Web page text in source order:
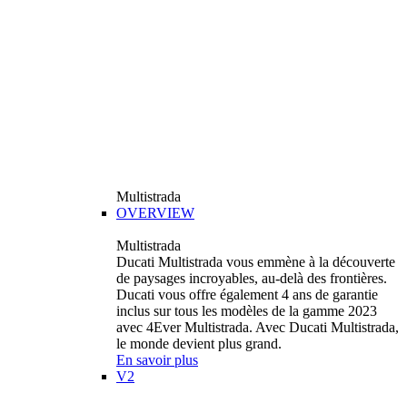
Multistrada
OVERVIEW
Multistrada
Ducati Multistrada vous emmène à la découverte
de paysages incroyables, au-delà des frontières.
Ducati vous offre également 4 ans de garantie
inclus sur tous les modèles de la gamme 2023
avec 4Ever Multistrada. Avec Ducati Multistrada,
le monde devient plus grand.
En savoir plus
V2